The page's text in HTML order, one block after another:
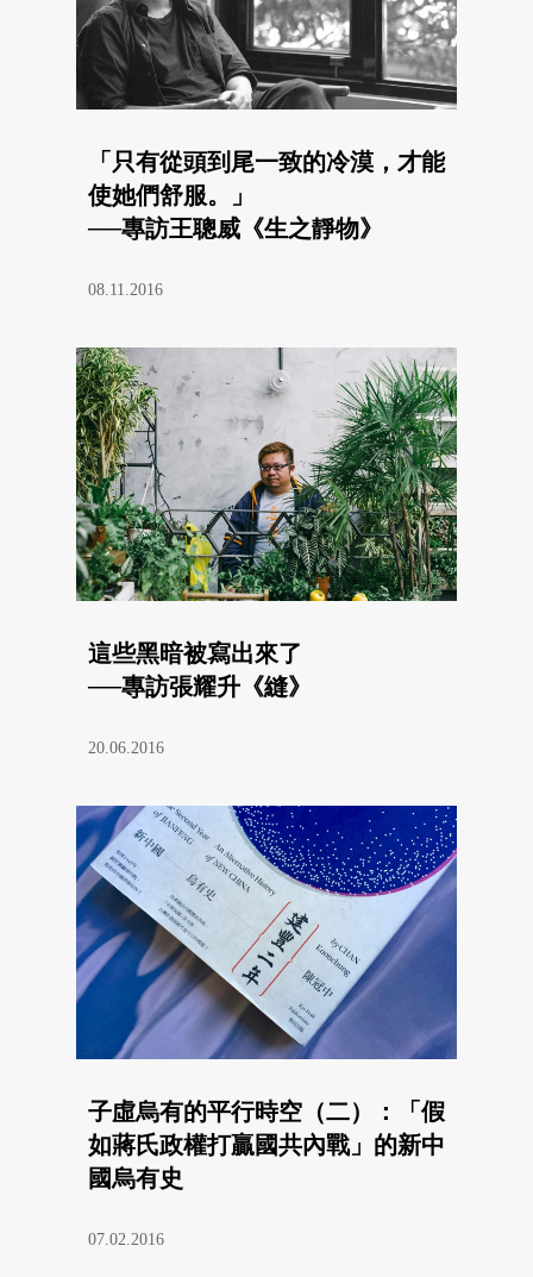
「只有從頭到尾一致的冷漠，才能
使她們舒服。」
──專訪王聰威《生之靜物》
08.11.2016
這些黑暗被寫出來了
──專訪張耀升《縫》
20.06.2016
子虛烏有的平行時空（二）：「假
如蔣氏政權打贏國共內戰」的新中
國烏有史
07.02.2016